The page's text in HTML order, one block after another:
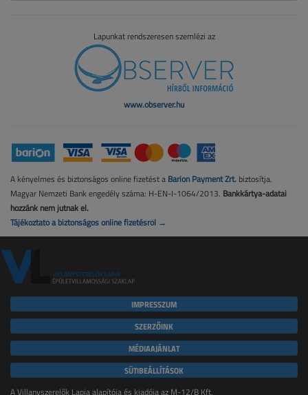
Lapunkat rendszeresen szemlézi az
www.observer.hu
A kényelmes és biztonságos online fizetést a Barion Payment Zrt. biztosítja.
Magyar Nemzeti Bank engedély száma: H-EN-I-1064/2013. Bankkártya-adatai
hozzánk nem jutnak el.
Tájékoztató a biztonságos online fizetésről →
IMPRESSZUM
SZERZŐINK
MÉDIAAJÁNLAT
SÜTIBEÁLLÍTÁSOK
A Villanyszerelők Lapja alapítója és kiadója az M-12/B Kft.